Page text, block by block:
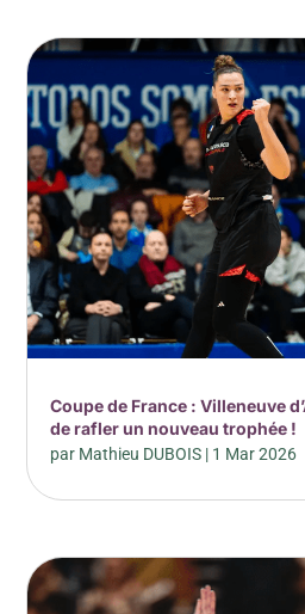
Coupe de France : Villeneuve
de rafler un nouveau trophée !
par Mathieu DUBOIS | 1 Mar 2026